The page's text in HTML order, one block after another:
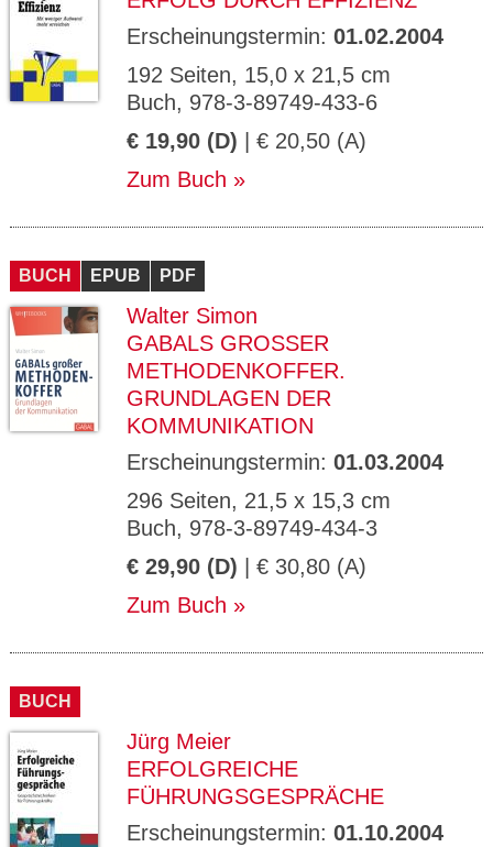
Erscheinungstermin: 01.02.2004
192 Seiten, 15,0 x 21,5 cm
Buch, 978-3-89749-433-6
€ 19,90 (D) | € 20,50 (A)
Zum Buch
BUCH EPUB PDF
Walter Simon
GABALS GROSSER M
ETHODENKOFFER. G
RUNDLAGEN DER K
OMMUNIKATION
Erscheinungstermin: 01.03.2004
296 Seiten, 21,5 x 15,3 cm
Buch, 978-3-89749-434-3
€ 29,90 (D) | € 30,80 (A)
Zum Buch
BUCH
Jürg Meier
ERFOLGREICHE
FÜHRUNGSGESPRÄCHE
Erscheinungstermin: 01.10.2004